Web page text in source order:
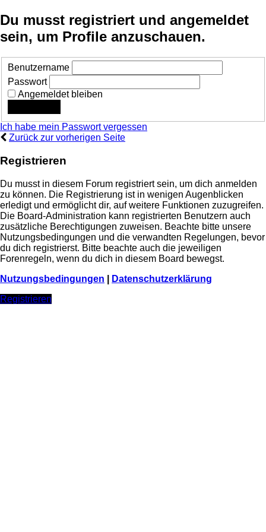
Du musst registriert und angemeldet
sein, um Profile anzuschauen.
Benutzername
Passwort
Angemeldet bleiben
Ich habe mein Passwort vergessen
Zurück zur vorherigen Seite
Registrieren
Du musst in diesem Forum registriert sein, um dich anmelden
zu können. Die Registrierung ist in wenigen Augenblicken
erledigt und ermöglicht dir, auf weitere Funktionen zuzugreifen.
Die Board-Administration kann registrierten Benutzern auch
zusätzliche Berechtigungen zuweisen. Beachte bitte unsere
Nutzungsbedingungen und die verwandten Regelungen, bevor
du dich registrierst. Bitte beachte auch die jeweiligen
Forenregeln, wenn du dich in diesem Board bewegst.
Nutzungsbedingungen
Datenschutzerklärung
Registrieren